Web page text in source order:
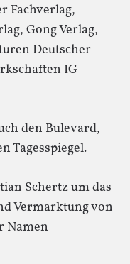
Fachverlag,
Gong Verlag,
Deutscher
IG
den Bulevard,
Tagesspiegel.
Schertz um das
Vermarktung von
Namen